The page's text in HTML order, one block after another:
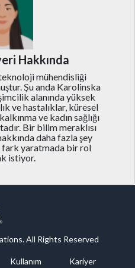
Hakkında
mühendisliği
Şu anda Karolinska
alanında yüksek
ve hastalıklar, küresel
ve kadın sağlığı
Bir bilim meraklısı
daha fazla şey
fark yaratmada bir rol
istiyor.
All Rights Reserved
Kullanım
Kariyer